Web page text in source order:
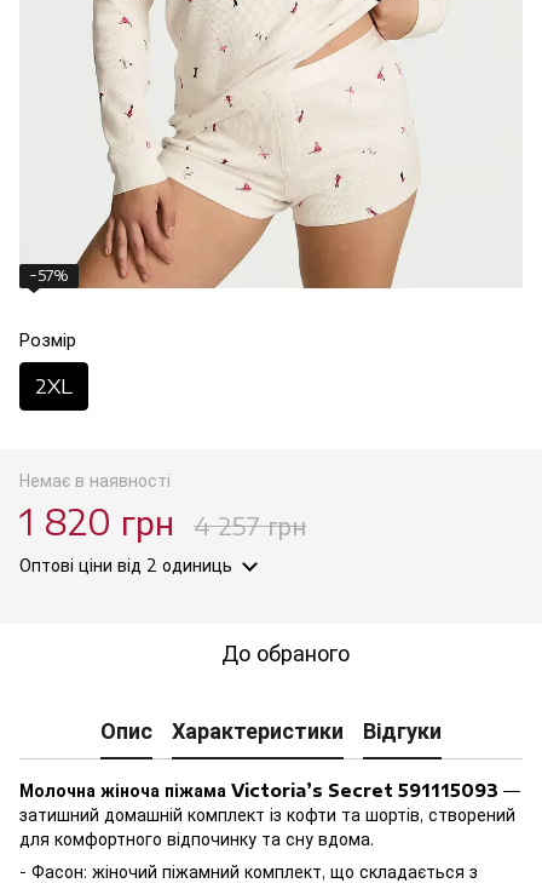
−57%
Розмір
2XL
Немає в наявності
1 820 грн 4 257 грн
Оптові ціни від 2 одиниць
До обраного
Опис Характеристики Відгуки
Молочна жіноча піжама Victoria’s Secret 591115093 —
затишний домашній комплект із кофти та шортів, створений
для комфортного відпочинку та сну вдома.
- Фасон: жіночий піжамний комплект, що складається з